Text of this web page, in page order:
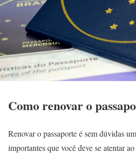
Como renovar o
Renovar o passaporte é sem dúvidas
importantes que você deve se atentar